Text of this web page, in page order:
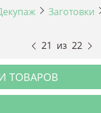
Заготовки
21 из 22
ТОВАРОВ